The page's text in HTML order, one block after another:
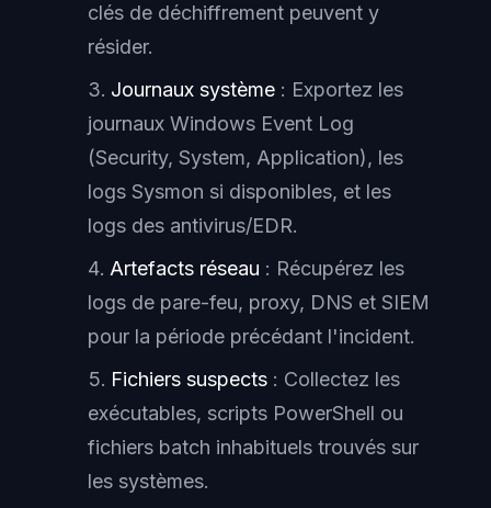
clés de déchiffrement peuvent y
résider.
Journaux système : Exportez les
journaux Windows Event Log
(Security, System, Application), les
logs Sysmon si disponibles, et les
logs des antivirus/EDR.
Artefacts réseau : Récupérez les
logs de pare-feu, proxy, DNS et SIEM
pour la période précédant l'incident.
Fichiers suspects : Collectez les
exécutables, scripts PowerShell ou
fichiers batch inhabituels trouvés sur
les systèmes.